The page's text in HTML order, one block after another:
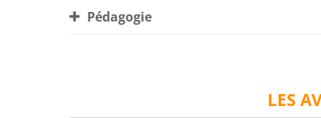
Pédagogie
LES